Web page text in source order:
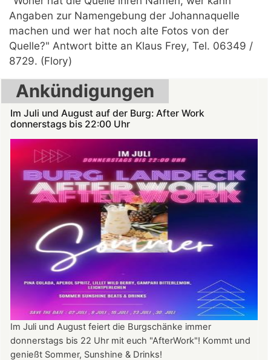
Angaben zur Namengebung der Johannaquelle
machen und wer hat noch alte Fotos von der
Quelle?" Antwort bitte an Klaus Frey, Tel. 06349 /
8729. (Flory)
Ankündigungen
Im Juli und August auf der Burg: After Work
donnerstags bis 22:00 Uhr
Im Juli und August feiert die Burgschänke immer
donnerstags bis 22 Uhr mit euch "AfterWork"! Kommt und
genießt Sommer, Sunshine & Drinks!